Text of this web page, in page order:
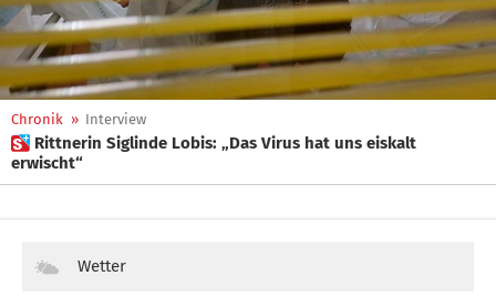
Chronik » Interview
 Rittnerin Siglinde Lobis: „Das Virus hat uns eiskalt
erwischt“
Wetter